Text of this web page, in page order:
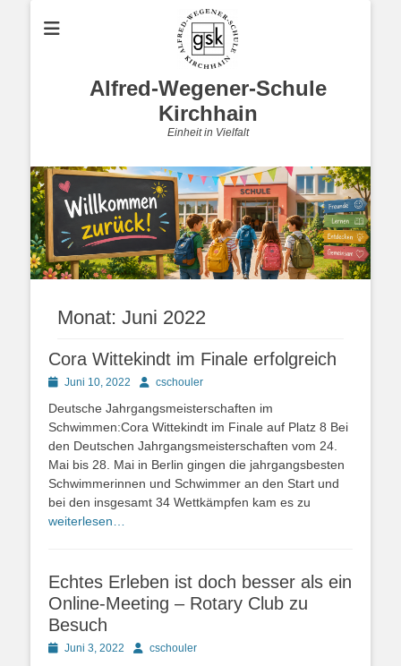
Alfred-Wegener-Schule
Kirchhain
Einheit in Vielfalt
Monat: Juni 2022
Cora Wittekindt im Finale erfolgreich
PostedJuni 10, 2022 Autorcschouler
Deutsche Jahrgangsmeisterschaften im
Schwimmen:Cora Wittekindt im Finale auf Platz 8 Bei
den Deutschen Jahrgangsmeisterschaften vom 24.
Mai bis 28. Mai in Berlin gingen die jahrgangsbesten
Schwimmerinnen und Schwimmer an den Start und
bei den insgesamt 34 Wettkämpfen kam es zu
weiterlesen…
Echtes Erleben ist doch besser als ein
Online-Meeting – Rotary Club zu
Besuch
PostedJuni 3, 2022 Autorcschouler